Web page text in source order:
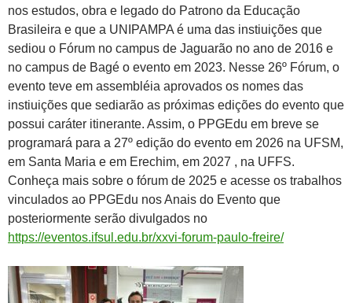
nos estudos, obra e legado do Patrono da Educação
Brasileira e que a UNIPAMPA é uma das instiuições que
sediou o Fórum no campus de Jaguarão no ano de 2016 e
no campus de Bagé o evento em 2023. Nesse 26º Fórum, o
evento teve em assembléia aprovados os nomes das
instiuições que sediarão as próximas edições do evento que
possui caráter itinerante. Assim, o PPGEdu em breve se
programará para a 27º edição do evento em 2026 na UFSM,
em Santa Maria e em Erechim, em 2027 , na UFFS.
Conheça mais sobre o fórum de 2025 e acesse os trabalhos
vinculados ao PPGEdu nos Anais do Evento que
posteriormente serão divulgados no
https://eventos.ifsul.edu.br/xxvi-forum-paulo-freire/